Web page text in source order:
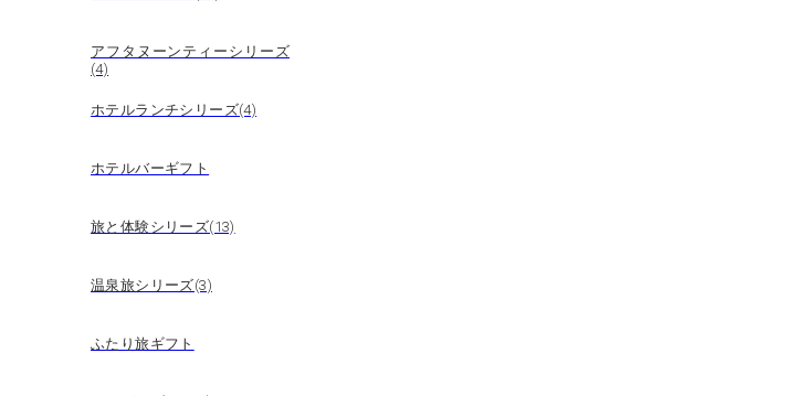
アフタヌーンティーシリーズ
(4)
ホテルランチシリーズ(4)
ホテルバーギフト
旅と体験シリーズ(13)
温泉旅シリーズ(3)
ふたり旅ギフト